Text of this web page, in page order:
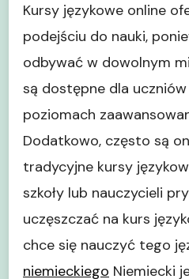
Kursy językowe online
podejściu do nauki,
odbywać w dowolnym
są dostępne dla
poziomach
Dodatkowo, często są
tradycyjne kursy
szkoły lub nauczycieli
uczęszczać na kurs
chce się nauczyć tego
niemieckiego Niemiecki